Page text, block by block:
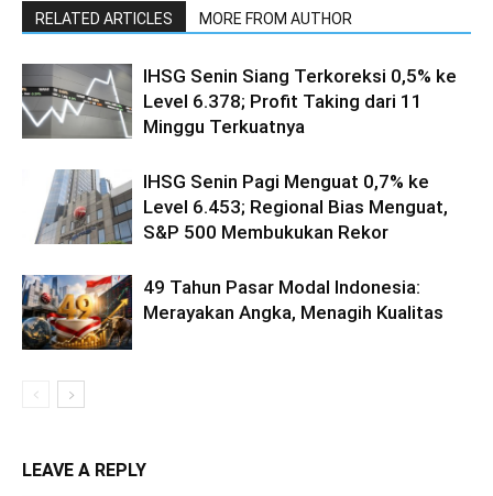
RELATED ARTICLES MORE FROM AUTHOR
IHSG Senin Siang Terkoreksi 0,5% ke
Level 6.378; Profit Taking dari 11
Minggu Terkuatnya
IHSG Senin Pagi Menguat 0,7% ke
Level 6.453; Regional Bias Menguat,
S&P 500 Membukukan Rekor
49 Tahun Pasar Modal Indonesia:
Merayakan Angka, Menagih Kualitas
LEAVE A REPLY